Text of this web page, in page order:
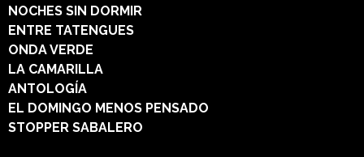
NOCHES SIN DORMIR
ENTRE TATENGUES
ONDA VERDE
LA CAMARILLA
ANTOLOGÍA
EL DOMINGO MENOS PENSADO
STOPPER SABALERO